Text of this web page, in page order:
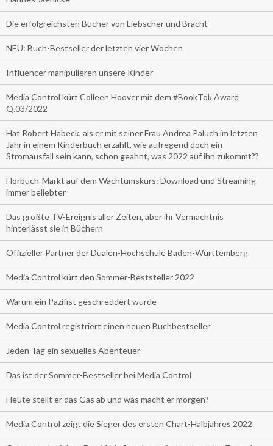
Die erfolgreichsten Bücher von Liebscher und Bracht
NEU: Buch-Bestseller der letzten vier Wochen
Influencer manipulieren unsere Kinder
Media Control kürt Colleen Hoover mit dem #BookTok Award
Q.03/2022
Hat Robert Habeck, als er mit seiner Frau Andrea Paluch im letzten
Jahr in einem Kinderbuch erzählt, wie aufregend doch ein
Stromausfall sein kann, schon geahnt, was 2022 auf ihn zukommt??
Hörbuch-Markt auf dem Wachtumskurs: Download und Streaming
immer beliebter
Das größte TV-Ereignis aller Zeiten, aber ihr Vermächtnis
hinterlässt sie in Büchern
Offizieller Partner der Dualen-Hochschule Baden-Württemberg
Media Control kürt den Sommer-Beststeller 2022
Warum ein Pazifist geschreddert wurde
Media Control registriert einen neuen Buchbestseller
Jeden Tag ein sexuelles Abenteuer
Das ist der Sommer-Bestseller bei Media Control
Heute stellt er das Gas ab und was macht er morgen?
Media Control zeigt die Sieger des ersten Chart-Halbjahres 2022